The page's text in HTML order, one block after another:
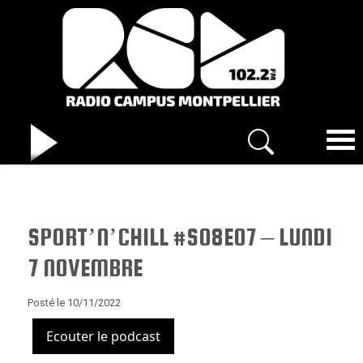
SPORT’N’CHILL #S08E07 – LUNDI
7 NOVEMBRE
Posté le 10/11/2022
Ecouter le podcast